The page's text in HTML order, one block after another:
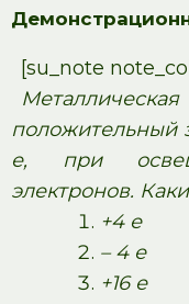
[su_note
положительный
е, при
электронов.
+4 е
– 4 е
+16 е